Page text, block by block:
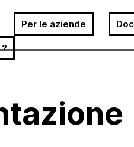
Per le aziende
?